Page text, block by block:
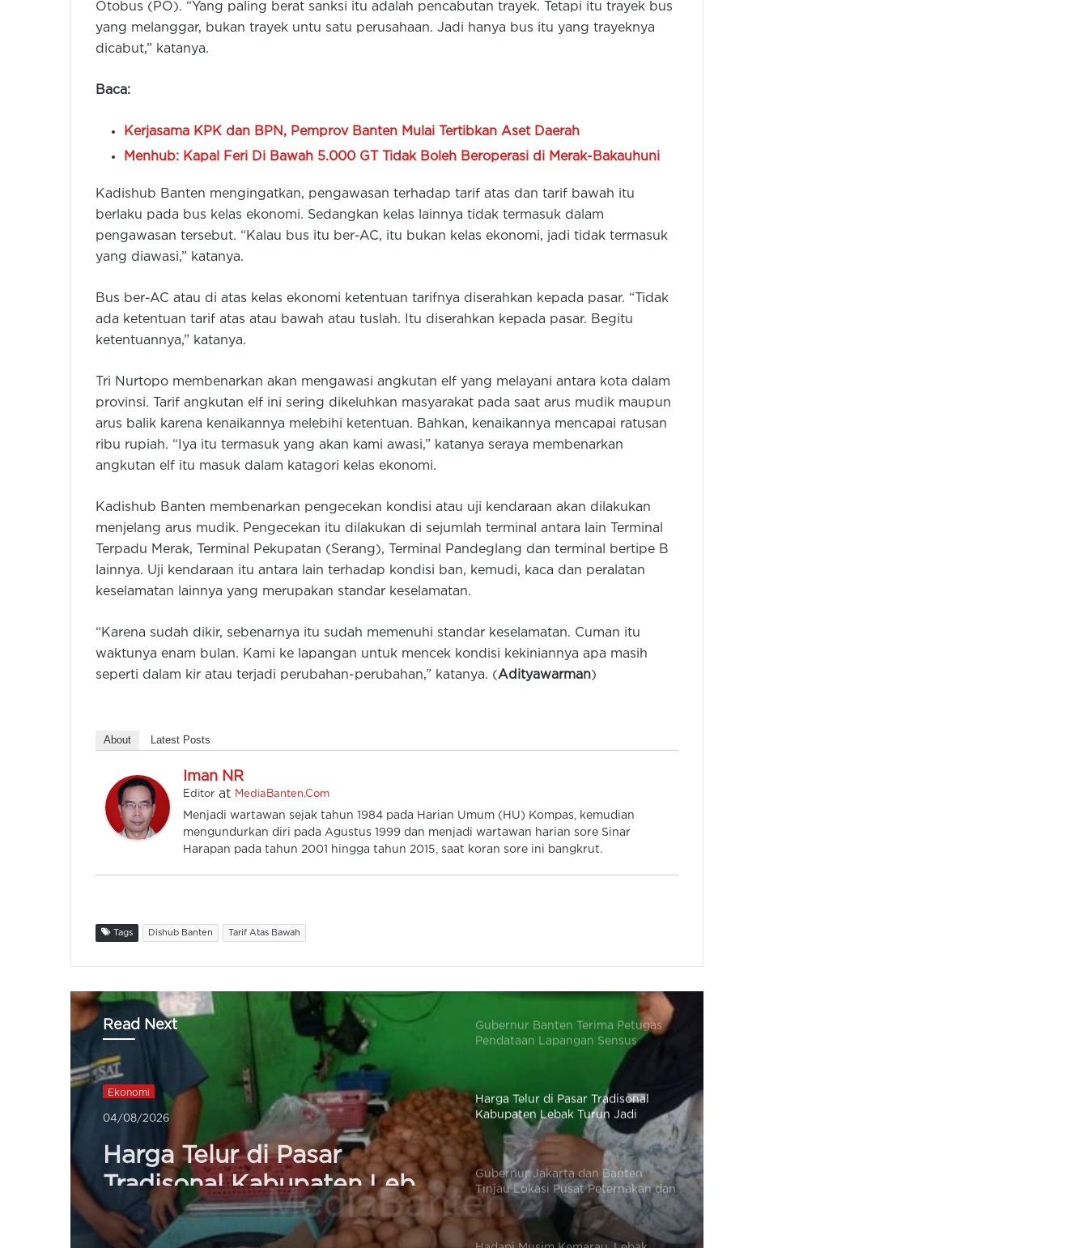
Otobus (PO). “Yang paling berat sanksi itu adalah pencabutan trayek. Tetapi itu trayek bus
yang melanggar, bukan trayek untu satu perusahaan. Jadi hanya bus itu yang trayeknya
dicabut,” katanya.
Baca:
Kerjasama KPK dan BPN, Pemprov Banten Mulai Tertibkan Aset Daerah
Menhub: Kapal Feri Di Bawah 5.000 GT Tidak Boleh Beroperasi di Merak-Bakauhuni
Kadishub Banten mengingatkan, pengawasan terhadap tarif atas dan tarif bawah itu
berlaku pada bus kelas ekonomi. Sedangkan kelas lainnya tidak termasuk dalam
pengawasan tersebut. “Kalau bus itu ber-AC, itu bukan kelas ekonomi, jadi tidak termasuk
yang diawasi,” katanya.
Bus ber-AC atau di atas kelas ekonomi ketentuan tarifnya diserahkan kepada pasar. “Tidak
ada ketentuan tarif atas atau bawah atau tuslah. Itu diserahkan kepada pasar. Begitu
ketentuannya,” katanya.
Tri Nurtopo membenarkan akan mengawasi angkutan elf yang melayani antara kota dalam
provinsi. Tarif angkutan elf ini sering dikeluhkan masyarakat pada saat arus mudik maupun
arus balik karena kenaikannya melebihi ketentuan. Bahkan, kenaikannya mencapai ratusan
ribu rupiah. “Iya itu termasuk yang akan kami awasi,” katanya seraya membenarkan
angkutan elf itu masuk dalam katagori kelas ekonomi.
Kadishub Banten membenarkan pengecekan kondisi atau uji kendaraan akan dilakukan
menjelang arus mudik. Pengecekan itu dilakukan di sejumlah terminal antara lain Terminal
Terpadu Merak, Terminal Pekupatan (Serang), Terminal Pandeglang dan terminal bertipe B
lainnya. Uji kendaraan itu antara lain terhadap kondisi ban, kemudi, kaca dan peralatan
keselamatan lainnya yang merupakan standar keselamatan.
“Karena sudah dikir, sebenarnya itu sudah memenuhi standar keselamatan. Cuman itu
waktunya enam bulan. Kami ke lapangan untuk mencek kondisi kekiniannya apa masih
seperti dalam kir atau terjadi perubahan-perubahan,” katanya. (Adityawarman)
About Latest Posts
Iman NR
Editor at MediaBanten.Com
Menjadi wartawan sejak tahun 1984 pada Harian Umum (HU) Kompas, kemudian
mengundurkan diri pada Agustus 1999 dan menjadi wartawan harian sore Sinar
Harapan pada tahun 2001 hingga tahun 2015, saat koran sore ini bangkrut.
Tags Dishub Banten Tarif Atas Bawah
Read Next
Ekonomi
04/08/2026
Harga Telur di Pasar
Tradisonal Kabupaten Lebak
Turun Jadi Rp22.500 / Kg
Kisah Rapih Herdiansyah: Dari
Wartawan Hingga Jadi Komisaris
Program Bang Andra Tangani 46,71
Km Jalan Desa
LOTTE Mart Serang Hadir dengan
Tani Wujudkan Satu Desa Satu
Gubernur Banten Terima Petugas
Pendataan Lapangan Sensus
Harga Telur di Pasar Tradisonal
Kabupaten Lebak Turun Jadi
Rp22.500 / Kg
Gubernur Jakarta dan Banten
Tinjau Lokasi Pusat Peternakan dan
Pertanian di Ciangir